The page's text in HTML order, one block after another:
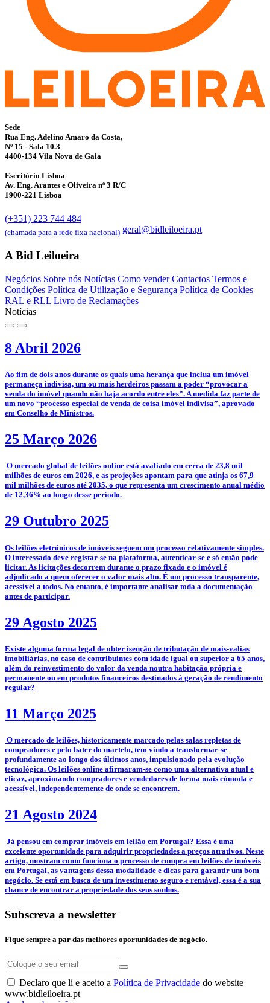
Sede
Rua Eng. Adelino Amaro da Costa,
Nº 15 - Sala 10.3
4400-134 Vila Nova de Gaia
Escritório Lisboa
Av. Eng. Arantes e Oliveira nº 3 R/C
1900-221 Lisboa
(+351) 223 744 484
(chamada para a rede fixa nacional) geral@bidleiloeira.pt
A Bid Leiloeira
Negócios Sobre nós Notícias Como vender Contactos Termos e
Condições Política de Utilização e Segurança Política de Cookies
RAL e RLL Livro de Reclamações
Notícias
8 Abril 2026
­Ao fim de dois anos durante os quais uma herança que inclua um imóvel
permaneça indivisa, um ou mais herdeiros passam a poder “provocar a
venda do imóvel quando não haja acordo entre eles”. A medida faz parte de
um novo “processo especial de venda de coisa imóvel indivisa”, aprovado
em Conselho de Ministros.
25 Março 2026
­­ O mercado global de leilões online está avaliado em cerca de 23,8 mil
milhões de euros em 2026, e as projeções apontam para que atinja os 67,9
mil milhões de euros até 2035, o que representa um crescimento anual médio
de 12,36% ao longo desse período.
29 Outubro 2025
­­Os leilões eletrónicos de imóveis seguem um processo relativamente simples.
O interessado deve registar-se na plataforma, autenticar-se e só então pode
licitar. As licitações decorrem durante o prazo fixado e o imóvel é
adjudicado a quem oferecer o valor mais alto. É um processo transparente,
acessível a todos. No entanto, é importante analisar toda a documentação
antes de participar.
29 Agosto 2025
­Existe alguma forma legal de obter isenção de tributação de mais-valias
imobiliárias, no caso de contribuintes com idade igual ou superior a 65 anos,
além do reinvestimento do valor da venda noutra habitação própria e
permanente ou em produtos financeiros destinados à geração de rendimento
regular?
11 Março 2025
­­­­ O mercado de leilões, historicamente marcado pelas salas repletas de
compradores e pelo bater do martelo, tem vindo a transformar-se
profundamente ao longo dos últimos anos, impulsionado pela evolução
tecnológica. Os leilões online afirmaram-se como uma alternativa atual e
eficaz, aproximando compradores e vendedores de forma mais cómoda e
acessível, independentemente de onde se encontrem.
21 Agosto 2024
­ Já pensou em comprar imóveis em leilão em Portugal? Essa é uma
excelente oportunidade para adquirir propriedades a preços atrativos. Neste
artigo, mostram como funciona o processo de compra em leilões de imóveis
em Portugal, as vantagens dessa modalidade e dicas para garantir um bom
negócio. Se está em busca de um investimento seguro e rentável, essa é a sua
chance de encontrar a propriedade dos seus sonhos.
Subscreva a newsletter
Fique sempre a par das melhores oportunidades de negócio.
Declaro que li e aceito a Política de Privacidade do website
www.bidleiloeira.pt